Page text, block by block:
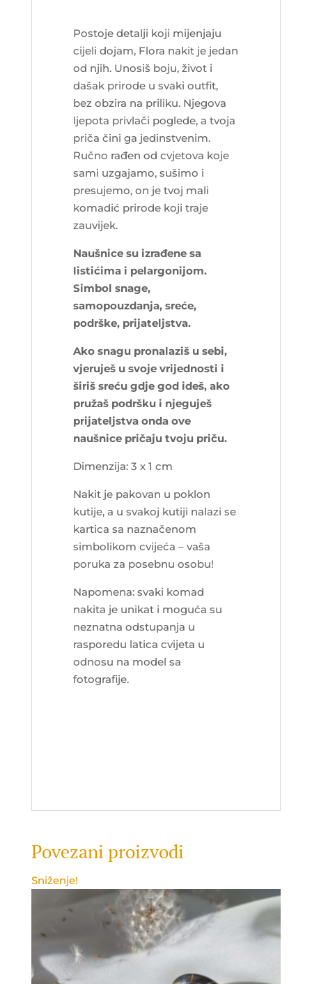
Postoje detalji koji mijenjaju
cijeli dojam, Flora nakit je jedan
od njih. Unosiš boju, život i
dašak prirode u svaki outfit,
bez obzira na priliku. Njegova
ljepota privlači poglede, a tvoja
priča čini ga jedinstvenim.
Ručno rađen od cvjetova koje
sami uzgajamo, sušimo i
presujemo, on je tvoj mali
komadić prirode koji traje
zauvijek.
Naušnice su izrađene sa
listićima i pelargonijom.
Simbol snage,
samopouzdanja, sreće,
podrške, prijateljstva.
Ako snagu pronalaziš u sebi,
vjeruješ u svoje vrijednosti i
širiš sreću gdje god ideš, ako
pružaš podršku i njeguješ
prijateljstva onda ove
naušnice pričaju tvoju priču.
Dimenzija: 3 x 1 cm
Nakit je pakovan u poklon
kutije, a u svakoj kutiji nalazi se
kartica sa naznačenom
simbolikom cvijeća – vaša
poruka za posebnu osobu!
Napomena: svaki komad
nakita je unikat i moguća su
neznatna odstupanja u
rasporedu latica cvijeta u
odnosu na model sa
fotografije.
Povezani proizvodi
Sniženje!